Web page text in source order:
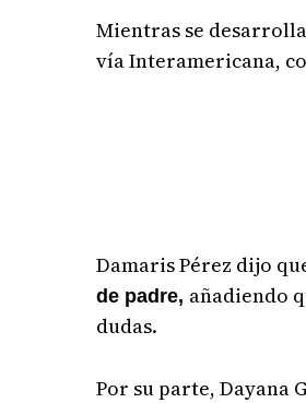
Mientras se
vía Interamericana,
Damaris Pérez dijo
de padre, añadiendo
dudas.
Por su parte, Dayana